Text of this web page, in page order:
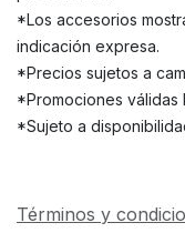
*Los accesorios
indicación expresa.
*Precios sujetos a
*Promociones válidas
*Sujeto a
Términos y